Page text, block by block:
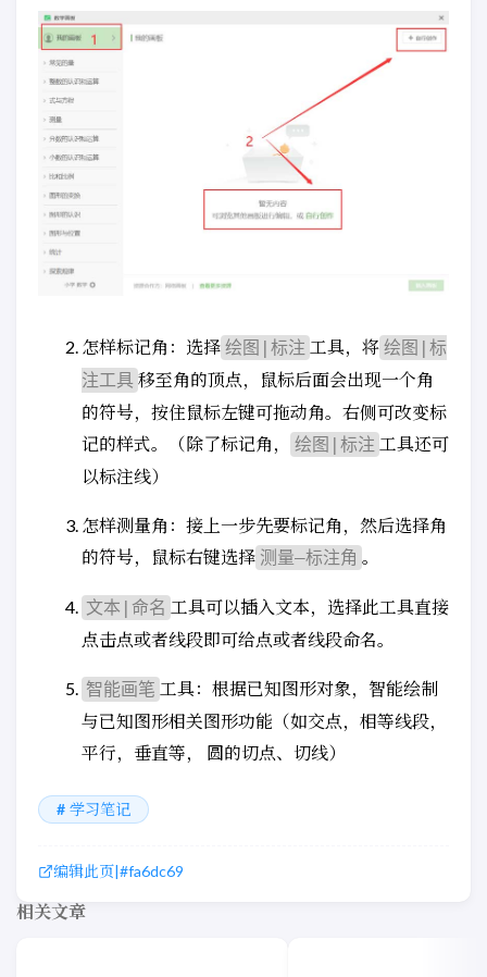
怎样标记角：选择 绘图|标注 工具，将 绘图|标
注工具 移至角的顶点，鼠标后面会出现一个角
的符号，按住鼠标左键可拖动角。右侧可改变标
记的样式。（除了标记角，
绘图|标注 工具还可
以标注线）
怎样测量角：接上一步先要标记角，然后选择角
的符号，鼠标右键选择 测量—标注角 。
文本|命名 工具可以插入文本，选择此工具直接
点击点或者线段即可给点或者线段命名。
智能画笔 工具：根据已知图形对象，智能绘制
与已知图形相关图形功能（如交点，相等线段，
平行，垂直等， 圆的切点、切线）
学习笔记
编辑此页|#fa6dc69
相关文章